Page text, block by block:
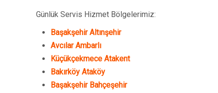
Günlük Servis Hizmet Bölgelerimiz:
Başakşehir Altınşehir
Avcılar Ambarlı
Küçükçekmece Atakent
Bakırköy Ataköy
Başakşehir Bahçeşehir